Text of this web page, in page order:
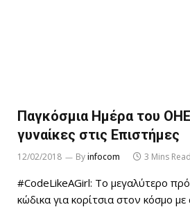
Παγκόσμια Ημέρα του ΟΗΕ
γυναίκες στις Επιστήμες
12/02/2018 Byinfocom 3 Mins Read
#CodeLikeAGirl: Το μεγαλύτερο
κώδικα για κορίτσια στον κόσμο